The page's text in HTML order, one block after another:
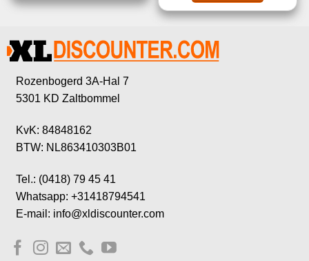
Rozenbogerd 3A-Hal 7
5301 KD Zaltbommel
KvK: 84848162
BTW: NL863410303B01
Tel.: (0418) 79 45 41
Whatsapp: +31418794541
E-mail: info@xldiscounter.com